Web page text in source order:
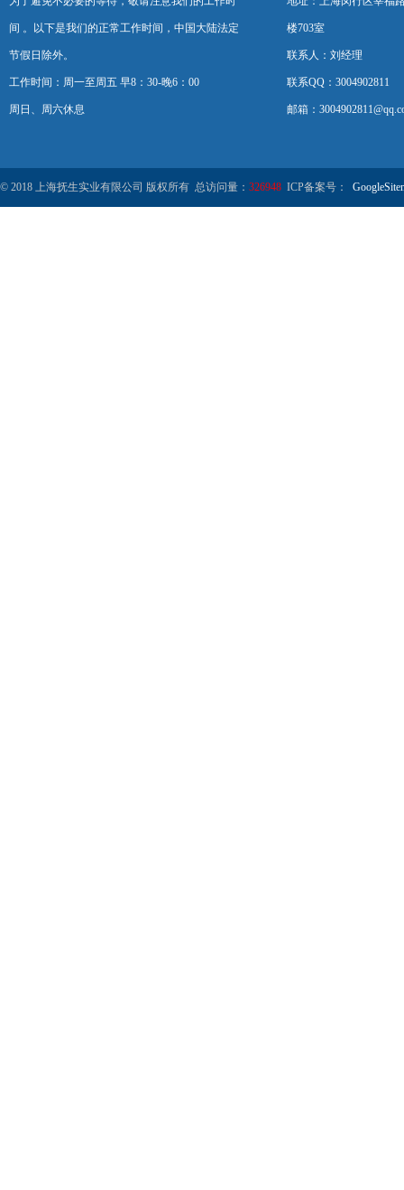
间 。以下是我们的正常工作时间，中国大陆法定
节假日除外。
工作时间：周一至周五 早8：30-晚6：00
周日、周六休息
楼703室
联系人：刘经理
联系QQ：3004902811
邮箱：
© 2018 上海抚生实业有限公司 版权所有 总访问量： 326948 ICP备案号：